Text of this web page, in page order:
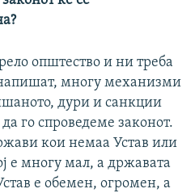
општество и ни треба
многу механизми
дури и санкции
го спроведеме законот.
кои немаа Устав или
е многу мал, а државата
е обемен, огромен, а